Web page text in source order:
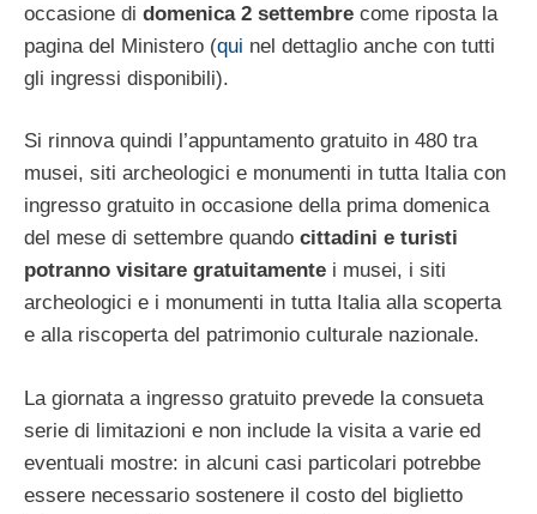
occasione di domenica 2 settembre come riposta la
pagina del Ministero (qui nel dettaglio anche con tutti
gli ingressi disponibili).
Si rinnova quindi l’appuntamento gratuito in 480 tra
musei, siti archeologici e monumenti in tutta Italia con
ingresso gratuito in occasione della prima domenica
del mese di settembre quando cittadini e turisti
potranno visitare gratuitamente i musei, i siti
archeologici e i monumenti in tutta Italia alla scoperta
e alla riscoperta del patrimonio culturale nazionale.
La giornata a ingresso gratuito prevede la consueta
serie di limitazioni e non include la visita a varie ed
eventuali mostre: in alcuni casi particolari potrebbe
essere necessario sostenere il costo del biglietto